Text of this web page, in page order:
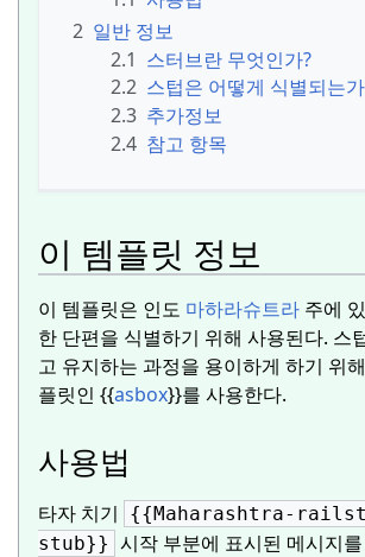
2 일반 정보
2.1 스터브란 무엇인가?
2.2 스텁은 어떻게 식별되는
2.3 추가정보
2.4 참고 항목
이 템플릿 정보
이 템플릿은 인도 마하라슈트라 주에
한 단편을 식별하기 위해 사용된다. 스
고 유지하는 과정을 용이하게 하기 위
플릿인 {{asbox}}를 사용한다.
사용법
타자 치기
{{Maharashtra-
stub}} 시작 부분에 표시된 메시지